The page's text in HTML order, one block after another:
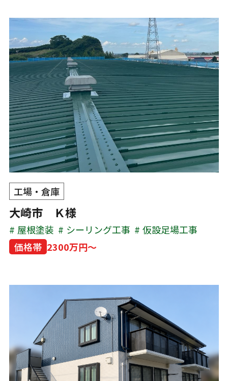
工場・倉庫
大崎市 Ｋ様
屋根塗装 シーリング工事
仮設足場工事
価格帯 2300万円～